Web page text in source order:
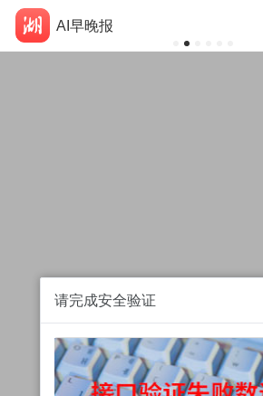
AI早晚报
请完成安全验证